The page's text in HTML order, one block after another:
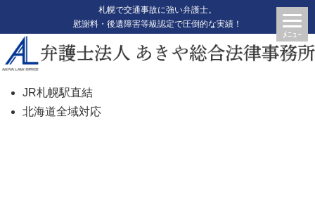
札幌で交通事故に強い弁護士。
慰謝料・後遺障害等級認定で圧倒的な実績！
JR札幌駅直結
北海道全域対応